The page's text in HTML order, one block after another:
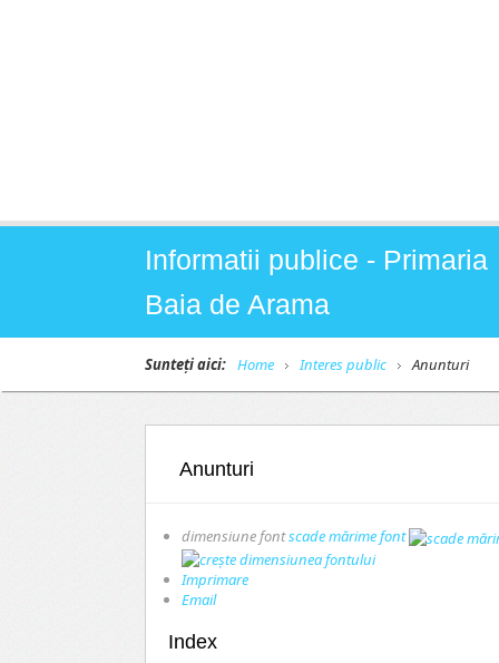
Informatii publice - Primaria
Baia de Arama
Sunteți aici: Home Interes public Anunturi
Anunturi
dimensiune fontscade mărime font
Imprimare
Email
Index